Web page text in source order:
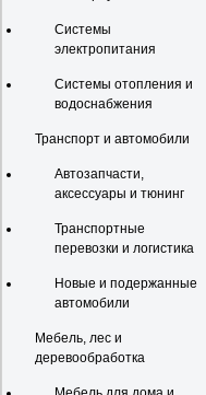
Системы
электропитания
Системы отопления и
водоснабжения
Транспорт и автомобили
Автозапчасти,
аксессуары и тюнинг
Транспортные
перевозки и логистика
Новые и подержанные
автомобили
Мебель, лес и
деревообработка